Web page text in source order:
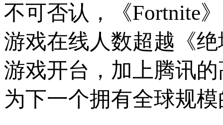
不可否认，《Fortnite
游戏在线人数超越《
游戏开台，加上腾讯
为下一个拥有全球规